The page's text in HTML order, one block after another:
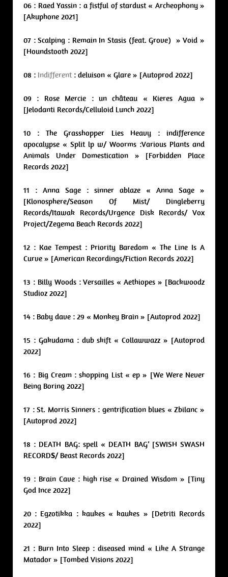
06 : Raed Yassin : a fistful of stardust « Archeophony »
[Akuphone 2021]
07 : Scalping : Remain In Stasis (feat. Grove) » Void »
[Houndstooth 2022]
08 : Indifferent: deluison « Glare » [Autoprod 2022]
09 : Rose Mercie : un château « Kieres Agua »
[Jelodanti Records/Celluloid Lunch 2022]
10 : The Grasshopper Lies Heavy : indifference
apocalypse « Split lp w/ Woorms :Various Plants and
Animals Under Domestication » [Forbidden Place
Records 2022]
11 : Anna Sage : sinner ablaze « Anna Sage »
[Klonosphere/Season Of Mist/ Dingleberry
Records/Itawak Records/Urgence Disk Records/ Vox
Project/Zegema Beach Records 2022]
12 : Kae Tempest : Priority Baredom « The Line Is A
Curve » [American Recordings/Fiction Records 2022]
13 : Billy Woods : Versailles « Aethiopes » [Backwoodz
Studioz 2022]
14 : Baby dave : 29 « Monkey Brain » [Autoprod 2022]
15 : Gakudama : dub skift « Collawwazz » [Autoprod
2022]
16 : Big Cream : shopping List « ep » [We Were Never
Being Boring 2022]
17 : St. Morris Sinners : gentrification blues « Zbilanc »
[Autoprod 2022]
18 : DEATH BAG: spell « DEATH BAG’ [SWISH SWASH
RECORDS/ Beast Records 2022]
19 : Brain Cave : high rise « Drained Wisdom » [Tiny
God Ince 2022]
20 : Egzotikka : kaukes « kaukes » [Detriti Records
2022]
21 : Burn Into Sleep : diseased mind « Like A Strange
Matador » [Tombed Visions 2022]